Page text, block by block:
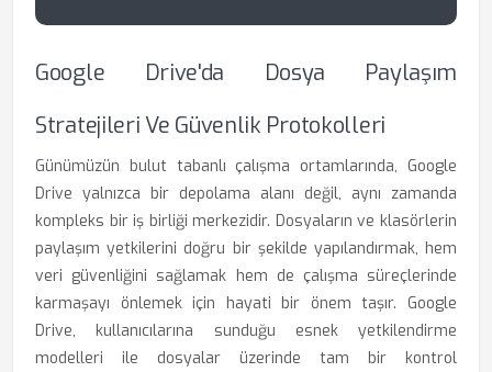
Google Drive'da Dosya Paylaşım
Stratejileri Ve Güvenlik Protokolleri
Günümüzün bulut tabanlı çalışma ortamlarında, Google
Drive yalnızca bir depolama alanı değil, aynı zamanda
kompleks bir iş birliği merkezidir. Dosyaların ve klasörlerin
paylaşım yetkilerini doğru bir şekilde yapılandırmak, hem
veri güvenliğini sağlamak hem de çalışma süreçlerinde
karmaşayı önlemek için hayati bir önem taşır. Google
Drive, kullanıcılarına sunduğu esnek yetkilendirme
modelleri ile dosyalar üzerinde tam bir kontrol